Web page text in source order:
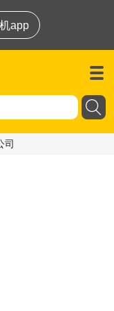
app
司